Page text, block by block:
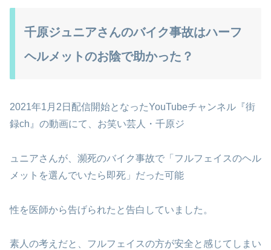
千原ジュニアさんのバイク事故はハーフ
ヘルメットのお陰で助かった？
2021年1月2日配信開始となったYouTubeチャンネル『街
録ch』の動画にて、お笑い芸人・千原ジ
ュニアさんが、瀕死のバイク事故で「フルフェイスのヘル
メットを選んでいたら即死」だった可能
性を医師から告げられたと告白していました。
素人の考えだと、フルフェイスの方が安全と感じてしまい